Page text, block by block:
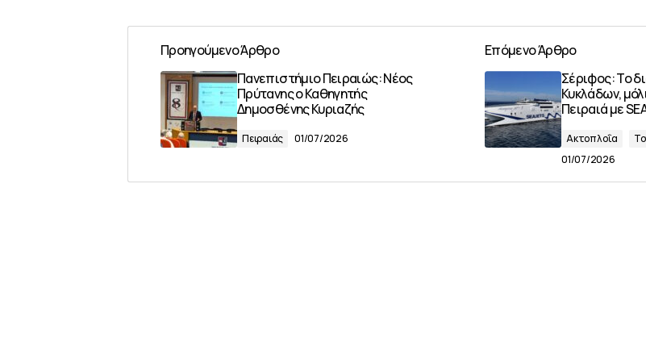
Προηγούμενο Άρθρο
Πανεπιστήμιο Πειραιώς: Νέος
Πρύτανης ο Καθηγητής
Δημοσθένης Κυριαζής
Πειραιάς 01/07/2026
Επόμενο Άρθρο
Σέριφος: Το
Κυκλάδων,
Πειραιά με
Ακτοπλοΐα
01/07/2026